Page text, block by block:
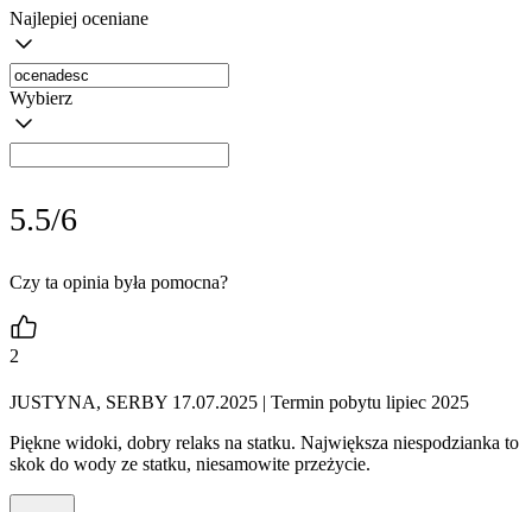
Najlepiej oceniane
Wybierz
5.5/6
Czy ta opinia była pomocna?
2
JUSTYNA, SERBY 17.07.2025 | Termin pobytu lipiec 2025
Piękne widoki, dobry relaks na statku. Największa niespodzianka to
skok do wody ze statku, niesamowite przeżycie.